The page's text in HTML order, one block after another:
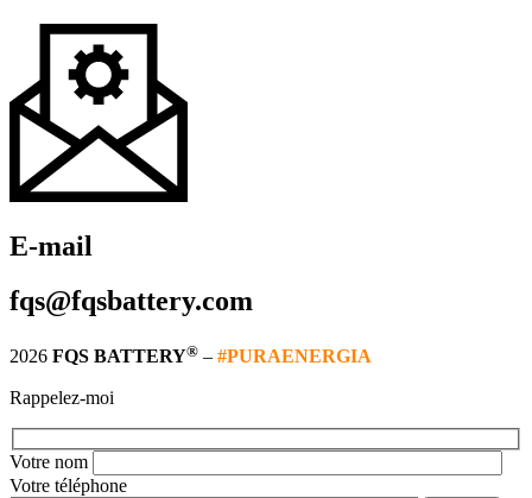
E-mail
fqs@fqsbattery.com
2026 FQS BATTERY® – #PURAENERGIA
Rappelez-moi
Votre nom
Votre téléphone